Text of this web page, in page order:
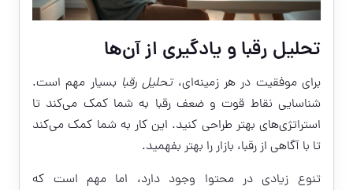
تحلیل رقبا و یادگیری از آن‌ها
برای موفقیت در هر زمینه‌ای،تحلیل رقبا بسیار مهم است.
شناسایی نقاط قوت و ضعف رقبا به شما کمک می‌کند تا
استراتژی‌های بهتر طراحی کنید. این کار به شما کمک می‌کند
تا با آگاهی از رقبا، بازار را بهتر بفهمید.
تنوع زیادی در محتوا وجود دارد، اما مهم است که